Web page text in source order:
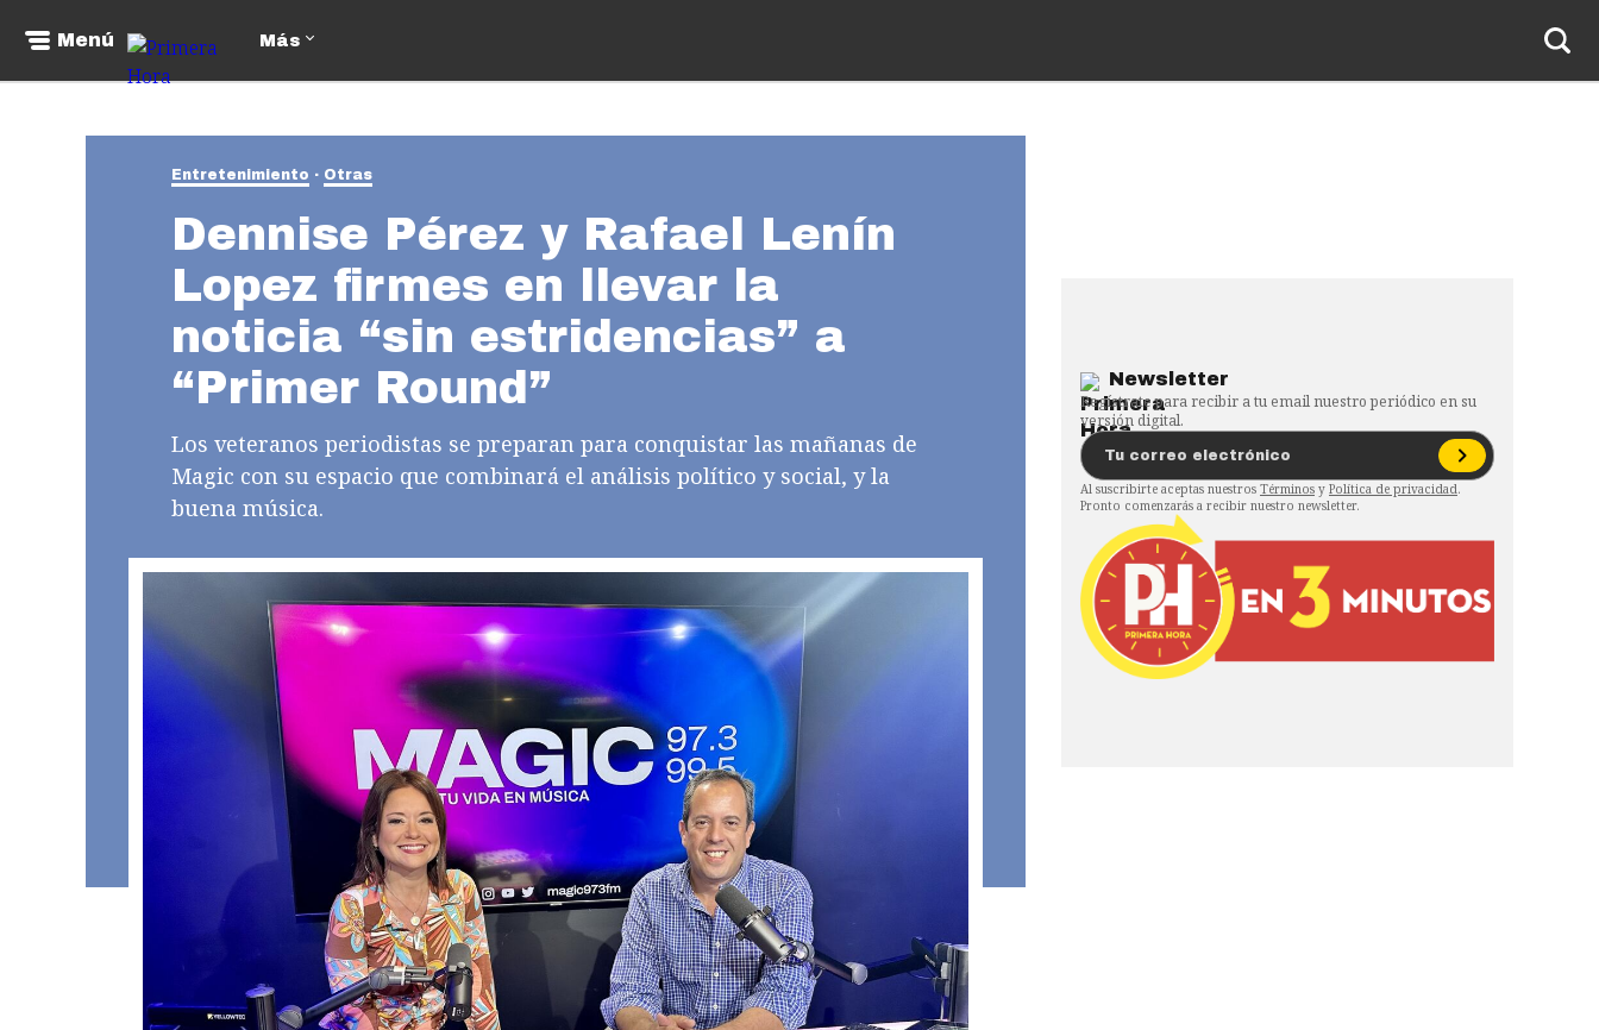
Menú Más
Entretenimiento Otras
Dennise Pérez y Rafael Lenín
Lopez firmes en llevar la
noticia “sin estridencias” a
“Primer Round”
Los veteranos periodistas se preparan para conquistar las mañanas de
Magic con su espacio que combinará el análisis político y social, y la
buena música.
Newsletter
Regístrate para recibir a tu email nuestro periódico en su
versión digital.
Al suscribirte aceptas nuestros Términos y Política de privacidad.
Pronto comenzarás a recibir nuestro newsletter.